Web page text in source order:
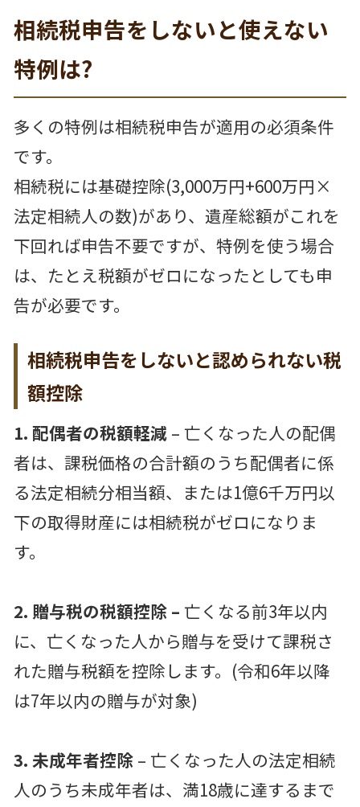
相続税申告をしないと使えない
特例は?
多くの特例は相続税申告が適用の必須条件
です。
相続税には基礎控除(3,000万円+600万円×
法定相続人の数)があり、遺産総額がこれを
下回れば申告不要ですが、特例を使う場合
は、たとえ税額がゼロになったとしても申
告が必要です。
相続税申告をしないと認められない税
額控除
1. 配偶者の税額軽減 – 亡くなった人の配偶
者は、課税価格の合計額のうち配偶者に係
る法定相続分相当額、または1億6千万円以
下の取得財産には相続税がゼロになりま
す。
2. 贈与税の税額控除 – 亡くなる前3年以内
に、亡くなった人から贈与を受けて課税さ
れた贈与税額を控除します。(令和6年以降
は7年以内の贈与が対象)
3. 未成年者控除 – 亡くなった人の法定相続
人のうち未成年者は、満18歳に達するまで